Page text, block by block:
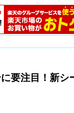
要注目！新